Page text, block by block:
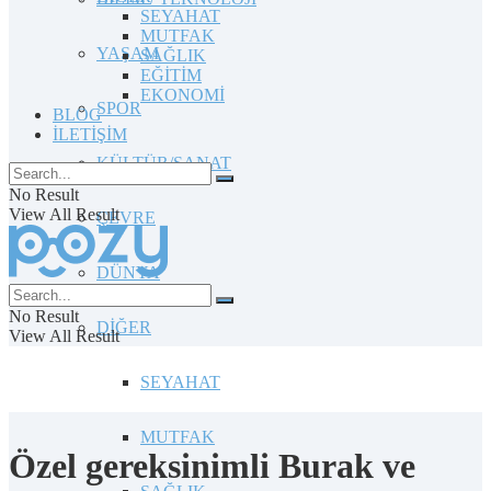
YAŞAM
SPOR
KÜLTÜR/SANAT
ÇEVRE
DÜNYA
DİĞER
SEYAHAT
MUTFAK
SEYAHAT
MUTFAK
SAĞLIK
EĞİTİM
EKONOMİ
BLOG
İLETİŞİM
No Result
View All Result
No Result
View All Result
Özel gereksinimli Burak ve